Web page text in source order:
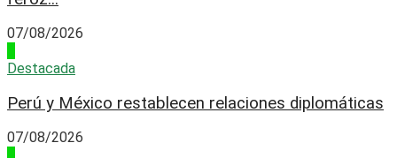
07/08/2026
Destacada
Perú y México restablecen relaciones diplomáticas
07/08/2026